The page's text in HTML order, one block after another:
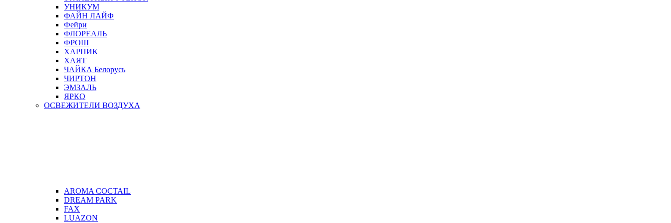
УНИКУМ
ФАЙН ЛАЙФ
Фейри
ФЛОРЕАЛЬ
ФРОШ
ХАРПИК
ХАЯТ
ЧАЙКА Белорусь
ЧИРТОН
ЭМЗАЛЬ
ЯРКО
ОСВЕЖИТЕЛИ ВОЗДУХА
AROMA COCTAIL
DREAM PARK
FAX
LUAZON